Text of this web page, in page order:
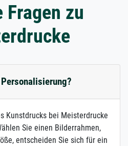
Fragen zu
Kunstdrucks bei Meisterdrucke
Sie einen Bilderrahmen,
entscheiden Sie sich für ein